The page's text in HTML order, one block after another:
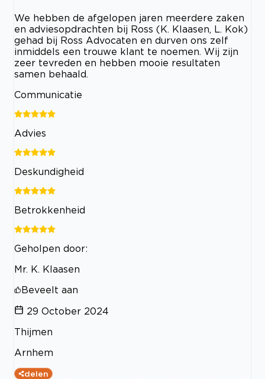
We hebben de afgelopen jaren meerdere zaken
en adviesopdrachten bij Ross (K. Klaasen, L. Kok)
gehad bij Ross Advocaten en durven ons zelf
inmiddels een trouwe klant te noemen. Wij zijn
zeer tevreden en hebben mooie resultaten
samen behaald.
Communicatie
Advies
Deskundigheid
Betrokkenheid
Geholpen door:
Mr. K. Klaasen
Beveelt aan
29 October 2024
Thijmen
Arnhem
delen